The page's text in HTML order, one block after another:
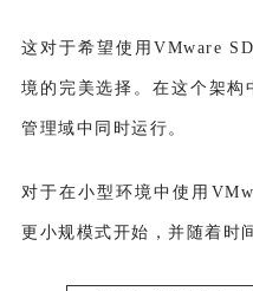
这对于希望使用VMware
境的完美选择。在这个架构
管理域中同时运行。
对于在小型环境中使用
更小规模式开始，并随着时